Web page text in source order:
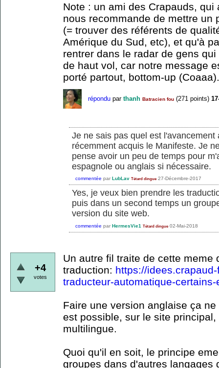
Note : un ami des Crapauds,
nous recommande de mettre un
(= trouver des référents de
Amérique du Sud, etc), et qu'à
rentrer dans le radar de gens
de haut vol, car notre message
porté partout, bottom-up
répondu par thanh Batracien fou (271 points)
Je ne sais pas quel est
récemment acquis le Manifeste. Je
pense avoir un peu de temps pour
espagnole ou anglais si nécessaire.
commentée par LubLav Tétard dingue 27-Décembre-2017
Yes, je veux bien prendre les
puis dans un second temps un
version du site web.
commentée par HermesVie1 Tétard dingue 02-Mai-2018
+4
votes
Un autre fil traite de cette meme
traduction: https://
traducteur-automatique-
Faire une version anglaise ça
est possible, sur le site
multilingue.
Quoi qu'il en soit, le principe
groupes dans d'autres langaqes